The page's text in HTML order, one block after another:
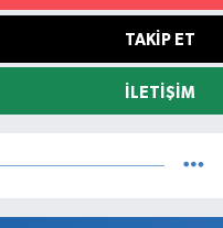
TAKIP ET
İLETIŞIM